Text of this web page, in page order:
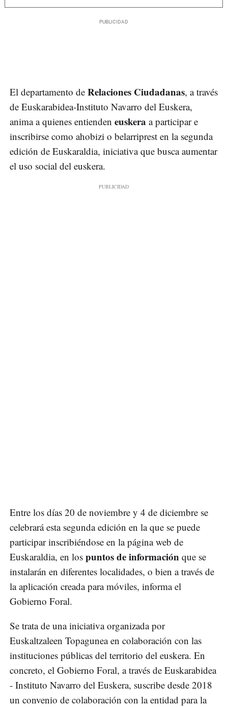
El departamento de Relaciones Ciudadanas, a través
de Euskarabidea-Instituto Navarro del Euskera,
anima a quienes entienden euskera a participar e
inscribirse como ahobizi o belarriprest en la segunda
edición de Euskaraldia, iniciativa que busca aumentar
el uso social del euskera.
Entre los días 20 de noviembre y 4 de diciembre se
celebrará esta segunda edición en la que se puede
participar inscribiéndose en la página web de
Euskaraldia, en los puntos de información que se
instalarán en diferentes localidades, o bien a través de
la aplicación creada para móviles, informa el
Gobierno Foral.
Se trata de una iniciativa organizada por
Euskaltzaleen Topagunea en colaboración con las
instituciones públicas del territorio del euskera. En
concreto, el Gobierno Foral, a través de Euskarabidea
- Instituto Navarro del Euskera, suscribe desde 2018
un convenio de colaboración con la entidad para la